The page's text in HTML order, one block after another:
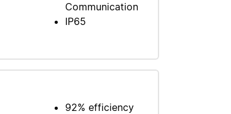
Communication
IP65
92% efficiency